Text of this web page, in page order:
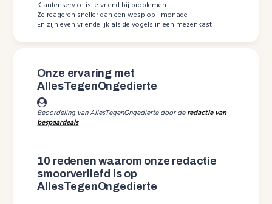
Klantenservice is je vriend bij problemen
Ze reageren sneller dan een wesp op limonade
En zijn even vriendelijk als de vogels in een mezenkast
Onze ervaring met
AllesTegenOngedierte
Beoordeling van AllesTegenOngedierte door deredactie van
bespaardeals
10 redenen waarom onze redactie
smoorverliefd is op
AllesTegenOngedierte